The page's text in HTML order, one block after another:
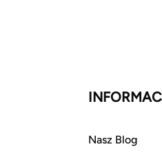
Nasz Blog